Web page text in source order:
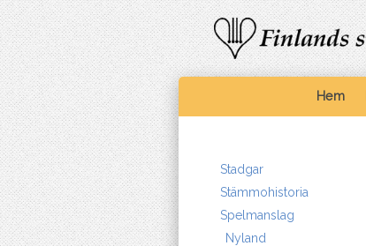
Hem
Stadgar
Stämmohistoria
Spelmanslag
Nyland